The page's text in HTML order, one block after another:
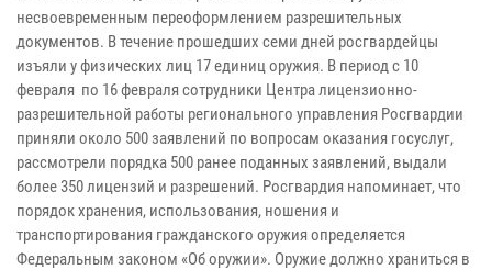
несвоевременным переоформлением разрешительных
документов. В течение прошедших семи дней росгвардейцы
изъяли у физических лиц 17 единиц оружия. В период с 10
февраля по 16 февраля сотрудники Центра лицензионно-
разрешительной работы регионального управления Росгвардии
приняли около 500 заявлений по вопросам оказания госуслуг,
рассмотрели порядка 500 ранее поданных заявлений, выдали
более 350 лицензий и разрешений. Росгвардия напоминает, что
порядок хранения, использования, ношения и
транспортирования гражданского оружия определяется
Федеральным законом «Об оружии». Оружие должно храниться в